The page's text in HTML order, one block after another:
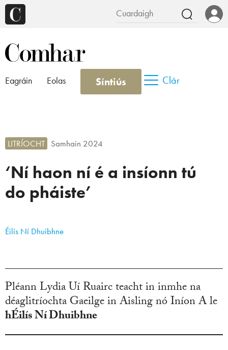
Eagráin Eolas Síntiús Clár
‘Ní haon ní é a insíonn tú
do pháiste’
LITRÍOCHT Samhain 2024
Éilís Ní Dhuibhne
Pléann Lydia Uí Ruairc teacht in inmhe na
déaglitríochta Gaeilge in Aisling nó Iníon A le
hÉilís Ní Dhuibhne